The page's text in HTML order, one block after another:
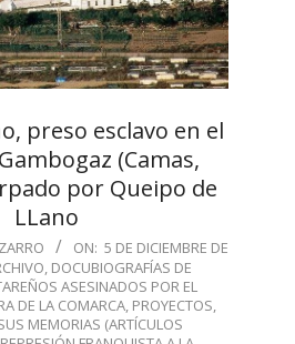
preso esclavo en el
(Camas,
por Queipo de
LLano
ON: 5 DE DICIEMBRE DE
, DOCUBIOGRAFÍAS DE
ASESINADOS POR EL
DE LA COMARCA, PROYECTOS,
MEMORIAS (ARTÍCULOS